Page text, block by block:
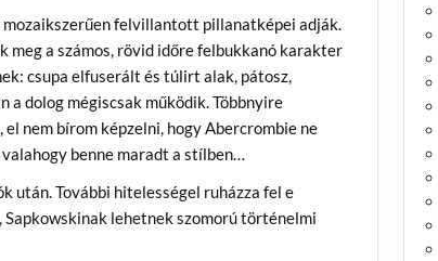
felvillantott pillanatképei adják.
a számos, rövid időre felbukkanó karakter
csupa elfuserált és túlirt alak, pátosz,
a dolog mégiscsak működik. Többnyire
nem bírom képzelni, hogy Abercrombie ne
benne maradt a stílben…
után. További hitelességel ruházza fel e
lehetnek szomorú történelmi